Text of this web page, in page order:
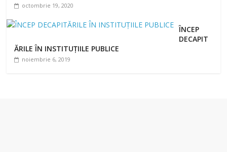
octombrie 19, 2020
ÎNCEP
DECAPIT
ĂRILE ÎN INSTITUȚIILE PUBLICE
noiembrie 6, 2019